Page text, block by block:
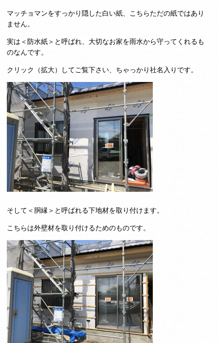
マッチョマンをすっかり隠した白い紙、こちらただの紙ではあり
ません。
実は＜防水紙＞と呼ばれ、大切なお家を雨水から守ってくれるも
のなんです。
クリック（拡大）してご覧下さい、ちゃっかり社名入りです。
そして＜胴縁＞と呼ばれる下地材を取り付けます。
こちらは外壁材を取り付けるためのものです。